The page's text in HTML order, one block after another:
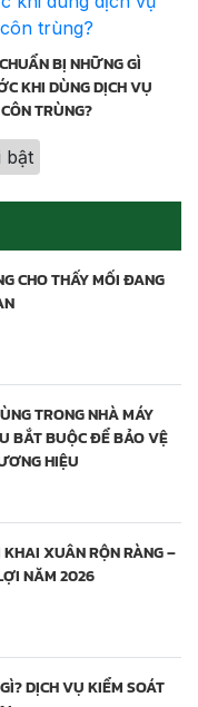
BỊ NHỮNG GÌ
KHI DÙNG DỊCH VỤ
TRÙNG?
bật
CHO THẤY MỐI ĐANG
TRONG NHÀ MÁY
BẮT BUỘC ĐỂ BẢO VỆ
HIỆU
XUÂN RỘN RÀNG –
NĂM 2026
DỊCH VỤ KIỂM SOÁT